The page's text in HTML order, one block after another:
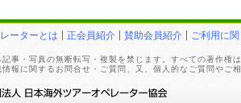
ーターとは 正会員紹介 賛助会員紹介 ご利用に
事・写真の無断転写・複製を禁じます。すべての著作権
報に関するお問合せ・ご質問、又、個人的なご質問やご